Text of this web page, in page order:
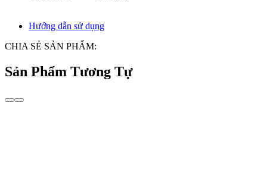
Hướng dẫn sử dụng
CHIA SẺ SẢN PHẨM:
Sản Phẩm Tương Tự